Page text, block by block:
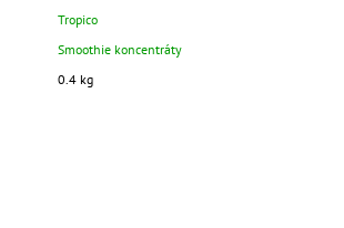
Tropico
Smoothie koncentráty
0.4 kg